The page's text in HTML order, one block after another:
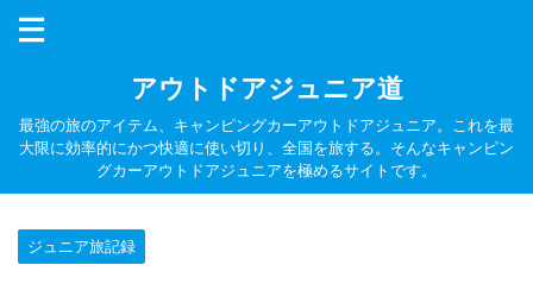
アウトドアジュニア道
最強の旅のアイテム、キャンピングカーアウトドアジュニア。これを最
大限に効率的にかつ快適に使い切り、全国を旅する。そんなキャンピン
グカーアウトドアジュニアを極めるサイトです。
ジュニア旅記録